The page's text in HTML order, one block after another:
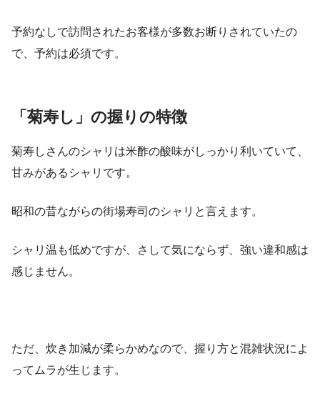
予約なしで訪問されたお客様が多数お断りされていたの
で、予約は必須です。
「菊寿し」の握りの特徴
菊寿しさんのシャリは米酢の酸味がしっかり利いていて、
甘みがあるシャリです。
昭和の昔ながらの街場寿司のシャリと言えます。
シャリ温も低めですが、さして気にならず、強い違和感は
感じません。
ただ、炊き加減が柔らかめなので、握り方と混雑状況によ
ってムラが生じます。